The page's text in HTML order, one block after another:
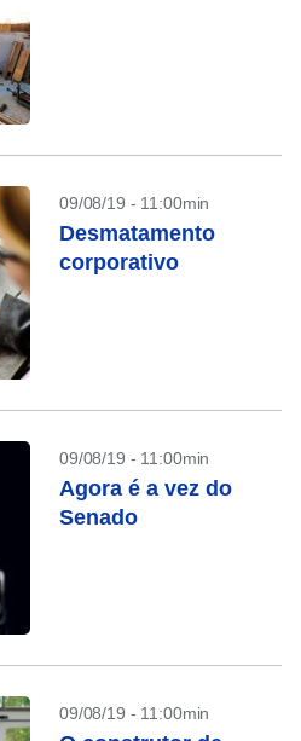
09/08/19 - 11:00min
Desmatamento
corporativo
09/08/19 - 11:00min
Agora é a vez do
Senado
09/08/19 - 11:00min